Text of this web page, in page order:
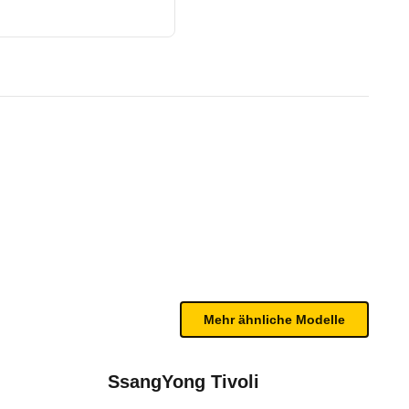
Fahrzeug.
sind, entnehmen Sie bitte dem Rückruf, da
SsangYong Tivoli
Mehr ähnliche Modelle